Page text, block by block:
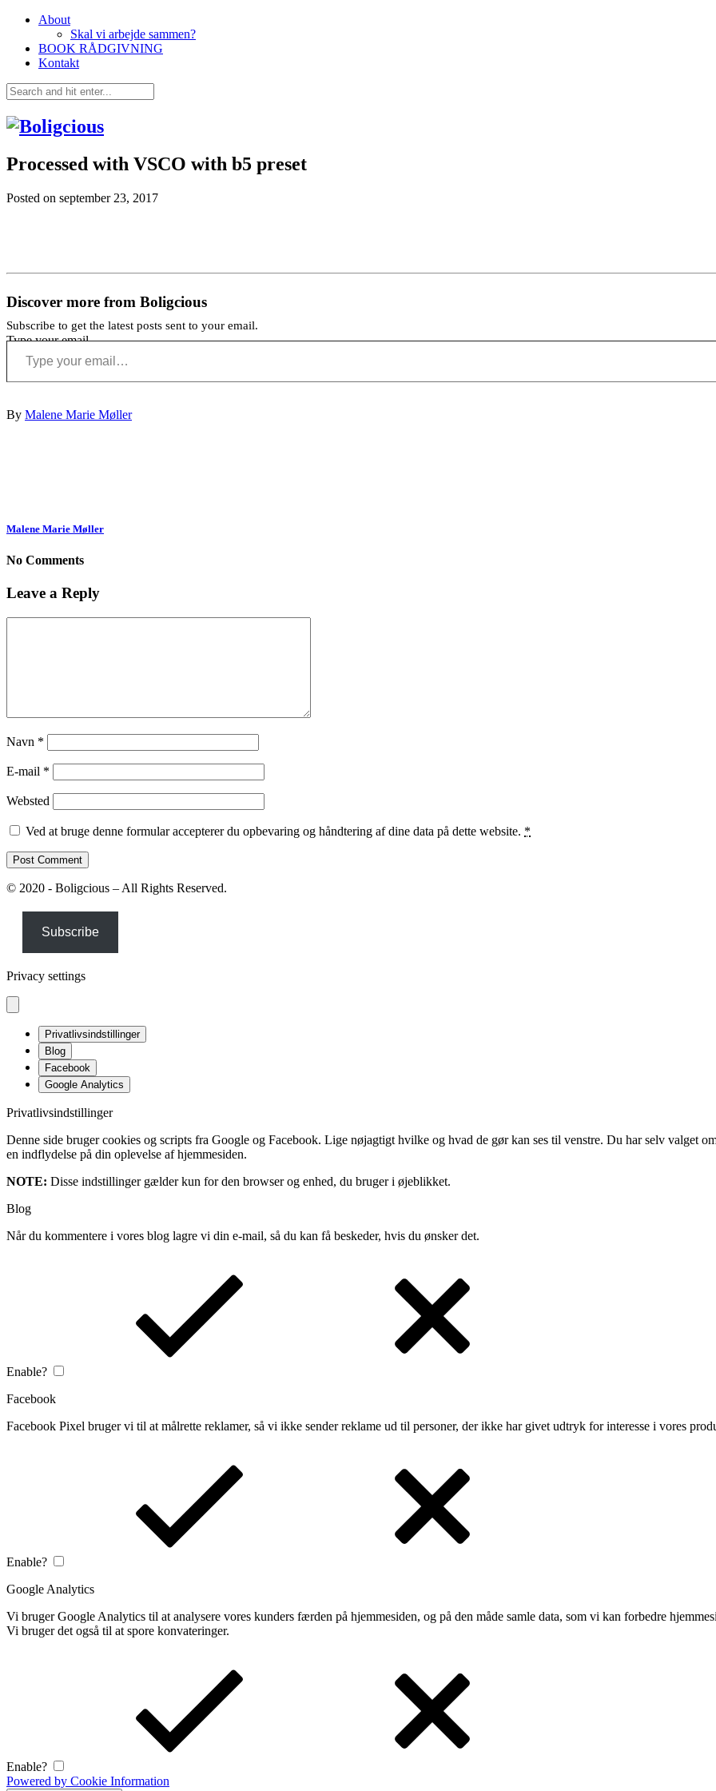
About
Skal vi arbejde sammen?
BOOK RÅDGIVNING
Kontakt
Processed with VSCO with b5 preset
Posted on september 23, 2017
Discover more from Boligcious
Subscribe to get the latest posts sent to your email.
Type your email…
By Malene Marie Møller
Malene Marie Møller
No Comments
Leave a Reply
Navn *
E-mail *
Websted
Ved at bruge denne formular accepterer du opbevaring og håndtering af dine data på dette website. *
© 2020 - Boligcious – All Rights Reserved.
Subscribe
Privacy settings
Privatlivsindstillinger
Blog
Facebook
Google Analytics
Privatlivsindstillinger
Denne side bruger cookies og scripts fra Google og Facebook. Lige nøjagtigt hvilke og hvad de gør kan ses til venstre. Du har selv valget
en indflydelse på din oplevelse af hjemmesiden.
NOTE: Disse indstillinger gælder kun for den browser og enhed, du bruger i øjeblikket.
Blog
Når du kommentere i vores blog lagre vi din e-mail, så du kan få beskeder, hvis du ønsker det.
Enable?
Facebook
Facebook Pixel bruger vi til at målrette reklamer, så vi ikke sender reklame ud til personer, der ikke har givet udtryk for interesse i vores
Enable?
Google Analytics
Vi bruger Google Analytics til at analysere vores kunders færden på hjemmesiden, og på den måde samle data, som vi kan forbedre
Vi bruger det også til at spore konvateringer.
Enable?
Powered by Cookie Information